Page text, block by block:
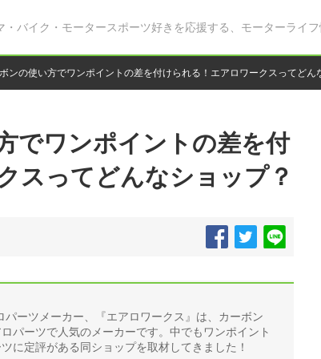
・バイク・モータースポーツ好きを応援する、モーターライフ
ンの使い方でワンポイントの差を付けられる！エアロワークスってどん
でワンポイントの差を付
スってどんなショップ？
ーツメーカー、『エアロワークス』は、カーボン
パーツで人気のメーカーです。中でもワンポイント
に定評がある同ショップを取材してきました！